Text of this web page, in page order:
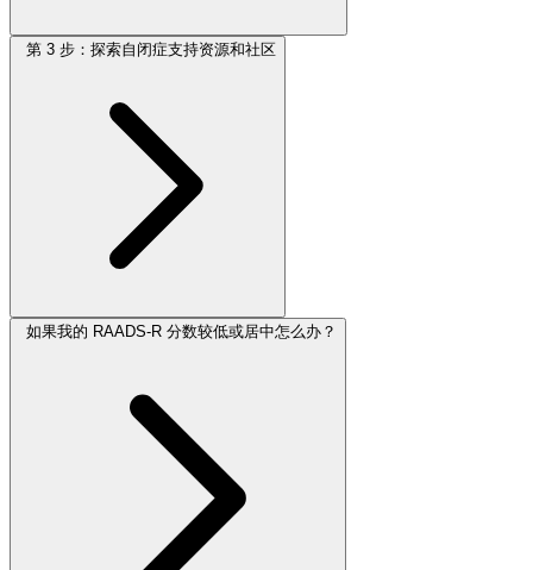
第 3 步：探索自闭症支持资源和社区
如果我的 RAADS-R 分数较低或居中怎么办？